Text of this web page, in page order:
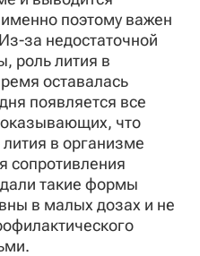
поэтому важен
за недостаточной
роль лития в
оставалась
появляется все
что
в организме
сопротивления
такие формы
в малых дозах и не